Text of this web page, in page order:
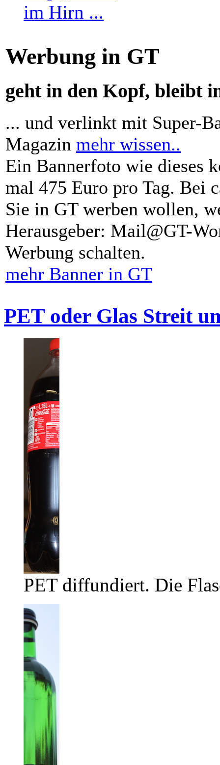
Werbung in GT
geht in den Kopf, bleibt
... und verlinkt mit Super-
Magazin mehr wissen..
Ein Bannerfoto wie dieses
mal 475 Euro pro Tag. Bei
Sie in GT werben wollen,
Herausgeber: Mail@GT-
Werbung schalten.
mehr Banner in GT
PET oder Glas Streit
PET diffundiert. Die